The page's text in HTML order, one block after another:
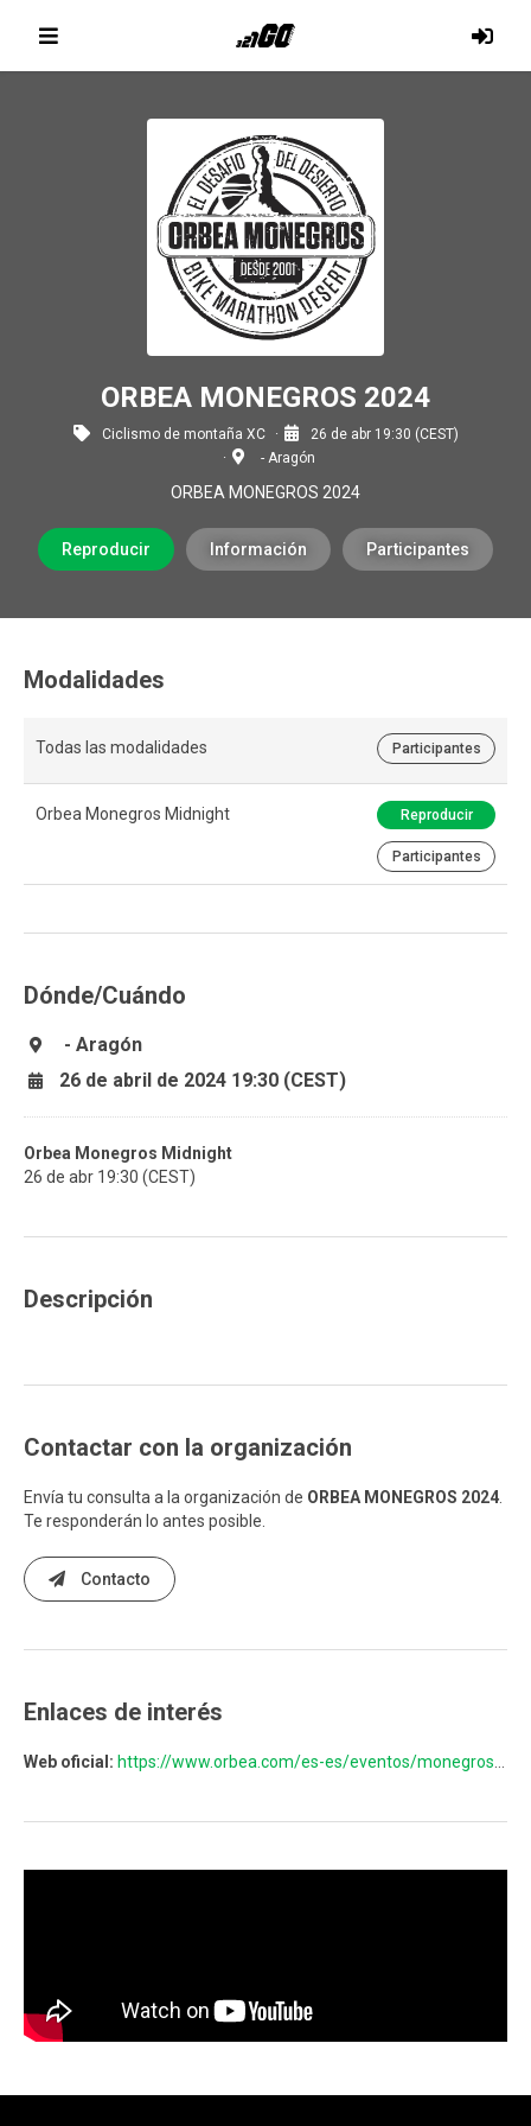
ORBEA MONEGROS 2024
Ciclismo de montaña XC
26 de abr 19:30 (CEST)
- Aragón
ORBEA MONEGROS 2024
Reproducir Información Participantes
Modalidades
Todas las modalidades Participantes
Orbea Monegros Midnight Reproducir
Participantes
Dónde/Cuándo
- Aragón
26 de abril de 2024 19:30 (CEST)
Orbea Monegros Midnight
26 de abr 19:30 (CEST)
Descripción
Contactar con la organización
Envía tu consulta a la organización de ORBEA MONEGROS 2024
Te responderán lo antes posible.
Contacto
Enlaces de interés
Web oficial: https://www.orbea.com/es-es/eventos/monegros-2024/?0